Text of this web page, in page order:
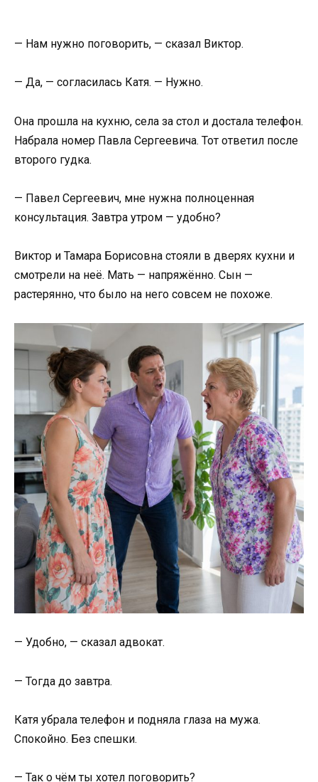
— Нам нужно поговорить, — сказал Виктор.
— Да, — согласилась Катя. — Нужно.
Она прошла на кухню, села за стол и достала телефон.
Набрала номер Павла Сергеевича. Тот ответил после
второго гудка.
— Павел Сергеевич, мне нужна полноценная
консультация. Завтра утром — удобно?
Виктор и Тамара Борисовна стояли в дверях кухни и
смотрели на неё. Мать — напряжённо. Сын —
растерянно, что было на него совсем не похоже.
— Удобно, — сказал адвокат.
— Тогда до завтра.
Катя убрала телефон и подняла глаза на мужа.
Спокойно. Без спешки.
— Так о чём ты хотел поговорить?